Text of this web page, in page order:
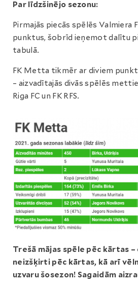
Par līdzšinējo sezonu:
Pirmajās piecās spēlēs Valmiera
punktus, šobrīd ieņemot dalītu
tabulā.
FK Metta tikmēr ar diviem
– aizvadītajās divās spēlēs
Riga FC un FK RFS.
Trešā mājas spēle pēc kārtas
neizšķirti pēc kārtas, kā arī
uzvaru šosezon! Sagaidām